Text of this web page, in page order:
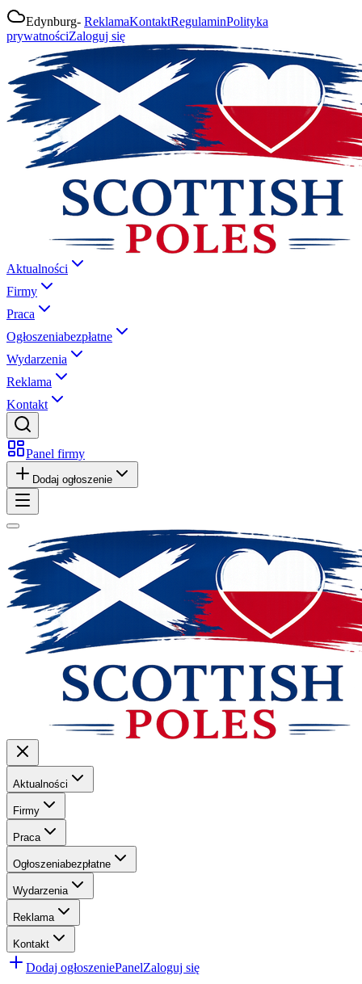
Edynburg- ReklamaKontaktRegulaminPolityka
prywatnościZaloguj się
Aktualności
Firmy
Praca
Ogłoszeniabezpłatne
Wydarzenia
Reklama
Kontakt
Panel firmy
Dodaj ogłoszenie
Aktualności
Firmy
Praca
Ogłoszeniabezpłatne
Wydarzenia
Reklama
Kontakt
Dodaj ogłoszeniePanelZaloguj się